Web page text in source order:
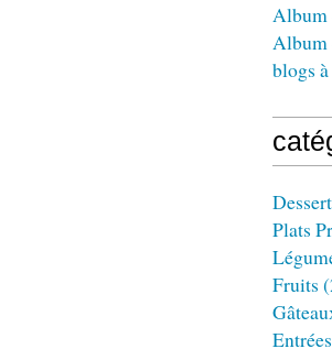
Album
Album
blogs
Plats
Fruits